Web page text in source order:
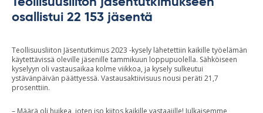
osallistui 22 153 jäsentä
Teollisuusliiton Jäsentutkimus 2023 -kysely lähetettiin kaikille työelämän
käytettävissä oleville jäsenille tammikuun loppupuolella. Sähköiseen
kyselyyn oli vastausaikaa kolme viikkoa, ja kysely sulkeutui
ystävänpäivän päättyessä. Vastausaktiivisuus nousi peräti 21,7
prosenttiin.